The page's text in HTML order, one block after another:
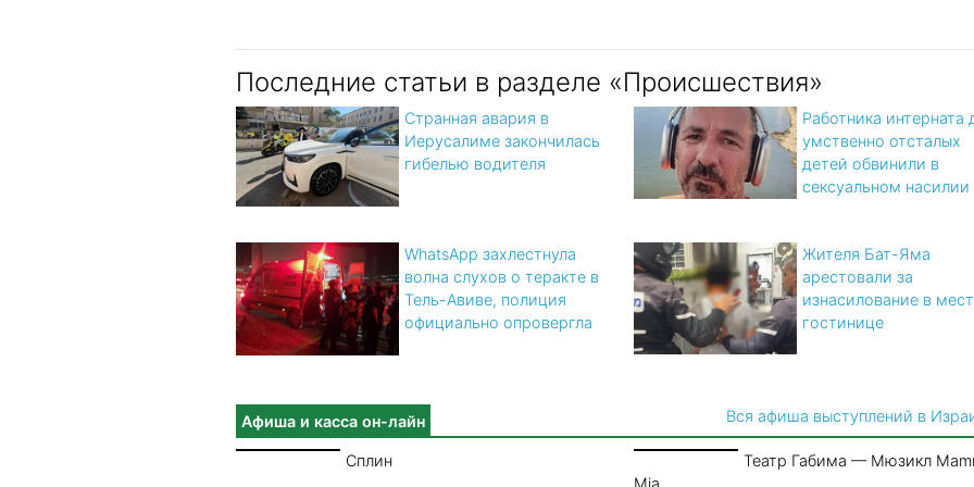
Последние статьи в разделе «Происшествия»
Странная авария в
Иерусалиме закончилась
гибелью водителя
Работника интерната
умственно отсталых
детей обвинили в
сексуальном насилии
WhatsApp захлестнула
волна слухов о теракте в
Тель-Авиве, полиция
официально опровергла
Жителя Бат-Яма
арестовали за
изнасилование в
гостинице
Афиша и касса он-лайн Вся афиша выступлений в
Сплин
Театр Габима — Мюзикл